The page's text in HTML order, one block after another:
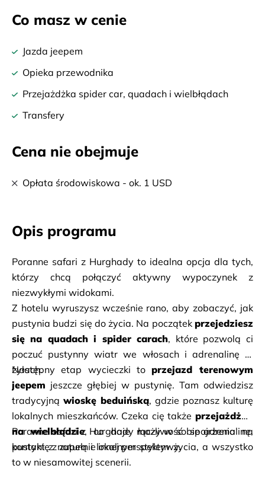
Co masz w cenie
Jazda jeepem
Opieka przewodnika
Przejażdżka spider car, quadach i wielbłądach
Transfery
Cena nie obejmuje
Opłata środowiskowa - ok. 1 USD
Opis programu
Poranne safari z Hurghady to idealna opcja dla tych,
którzy chcą połączyć aktywny wypoczynek z
Z hotelu wyruszysz wcześnie rano, aby zobaczyć, jak
pustynia budzi się do życia. Na początek przejedziesz
się na quadach i spider carach, które pozwolą ci
poczuć pustynny wiatr we włosach i adrenalinę w
żyłach.
Następny etap wycieczki to przejazd terenowym
jeepem jeszcze głębiej w pustynię. Tam odwiedzisz
tradycyjną wioskę beduińską, gdzie poznasz kulturę
lokalnych mieszkańców. Czeka cię także przejażdżka
na wielbłądzie, co daje możliwość spojrzenia na
pustynię z zupełnie innej perspektywy.
Poranne safari z Hurghady łączy w sobie adrenalinę,
kontakt z naturą i lokalnym stylem życia, a wszystko